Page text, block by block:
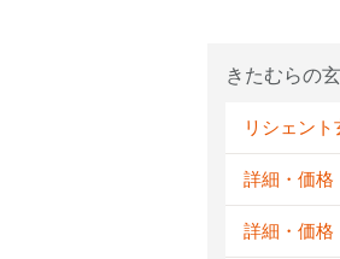
きたむらの
リシェン
詳細・価
詳細・価